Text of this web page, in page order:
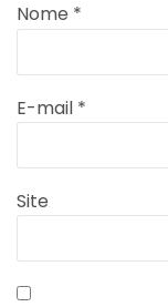
Nome *
E-mail *
Site